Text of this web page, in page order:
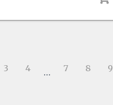
3 4 … 7 8 9